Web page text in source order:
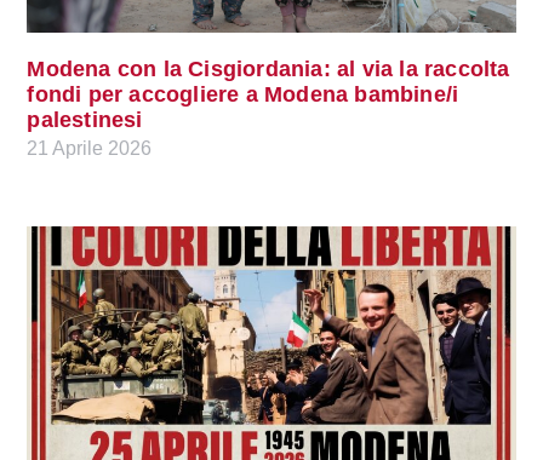
Modena con la Cisgiordania: al via la raccolta
fondi per accogliere a Modena bambine/i
palestinesi
21 Aprile 2026